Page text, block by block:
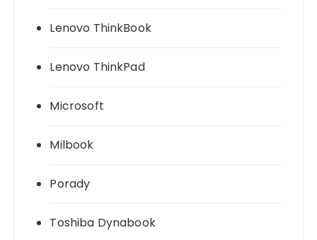
Lenovo ThinkBook
Lenovo ThinkPad
Microsoft
Milbook
Porady
Toshiba Dynabook